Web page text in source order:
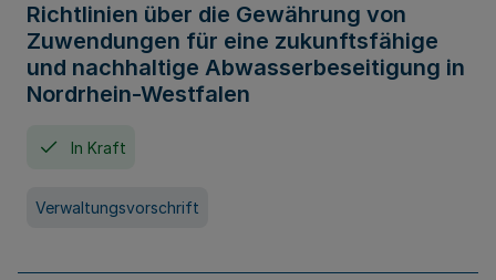
Richtlinien über die Gewährung von
Zuwendungen für eine zukunftsfähige
und nachhaltige Abwasserbeseitigung in
Nordrhein-Westfalen
In Kraft
Verwaltungsvorschrift